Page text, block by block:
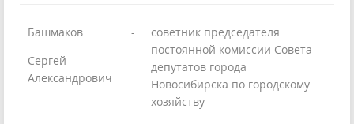
Башмаков
Сергей
Александрович
-
советник председателя
постоянной комиссии Совета
депутатов города
Новосибирска по городскому
хозяйству